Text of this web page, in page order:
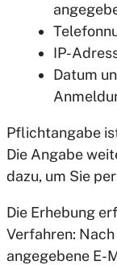
IP-
Datum
Pflichtangabe
Die Angabe
dazu, um Sie
Die Erhebung
Verfahren:
angegebene E-